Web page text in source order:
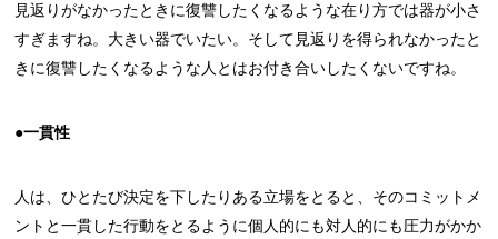
見返りがなかったときに復讐したくなるような在り方では器が小さ
すぎますね。大きい器でいたい。そして見返りを得られなかったと
きに復讐したくなるような人とはお付き合いしたくないですね。
●一貫性
人は、ひとたび決定を下したりある立場をとると、そのコミットメ
ントと一貫した行動をとるように個人的にも対人的にも圧力がかか